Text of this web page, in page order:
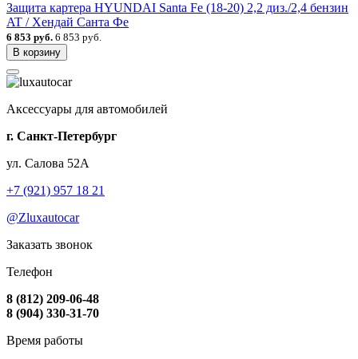
Защита картера HYUNDAI Santa Fe (18-20) 2,2 диз./2,4 бензин
AT / Хендай Санта Фе
6 853 руб. 6 853 руб.
В корзину
Аксессуары для автомобилей
г. Санкт-Петербург
ул. Салова 52А
+7 (921) 957 18 21
@Zluxautocar
Заказать звонок
Телефон
8 (812) 209-06-48
8 (904) 330-31-70
Время работы